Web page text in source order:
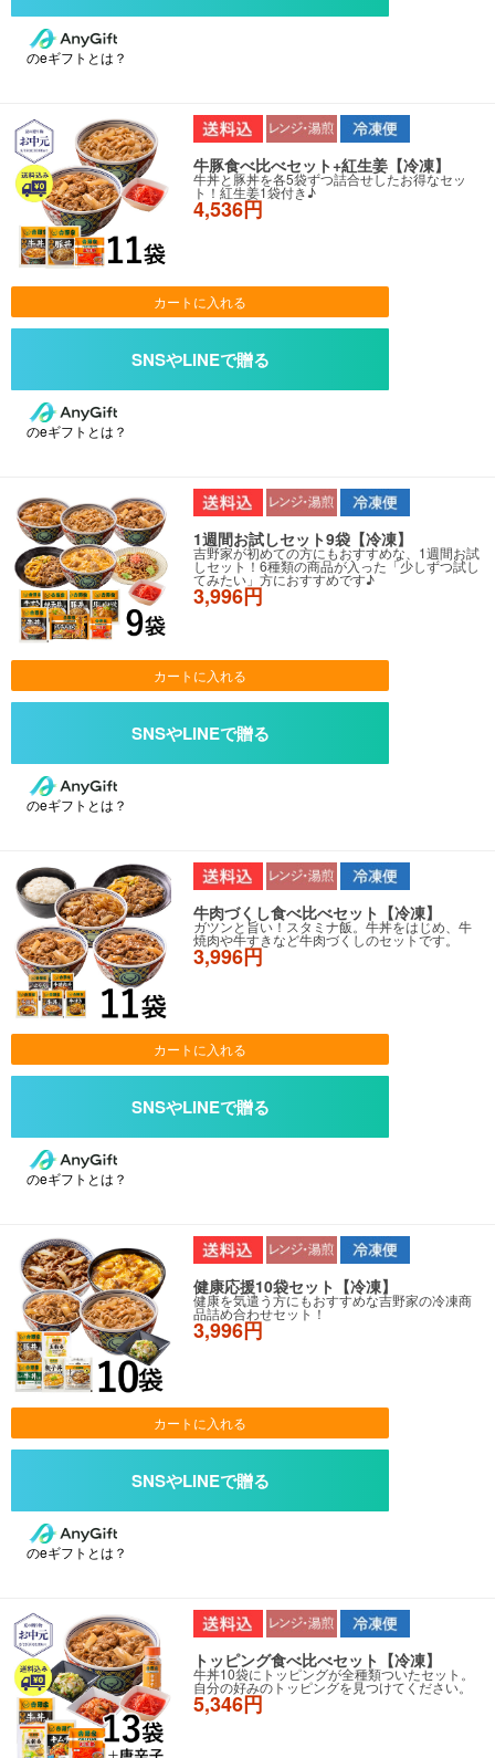
のeギフトとは？
牛豚食べ比べセット+紅生姜【冷凍】
牛丼と豚丼を各5袋ずつ詰合せしたお得なセッ
ト！紅生姜1袋付き♪
4,536円
カートに入れる
のeギフトとは？
1週間お試しセット9袋【冷凍】
吉野家が初めての方にもおすすめな、1週間お試
しセット！6種類の商品が入った「少しずつ試し
てみたい」方におすすめです♪
3,996円
カートに入れる
のeギフトとは？
牛肉づくし食べ比べセット【冷凍】
ガツンと旨い！スタミナ飯。牛丼をはじめ、牛
焼肉や牛すきなど牛肉づくしのセットです。
3,996円
カートに入れる
のeギフトとは？
健康応援10袋セット【冷凍】
健康を気遣う方にもおすすめな吉野家の冷凍商
品詰め合わせセット！
3,996円
カートに入れる
のeギフトとは？
トッピング食べ比べセット【冷凍】
牛丼10袋にトッピングが全種類ついたセット。
自分の好みのトッピングを見つけてください。
5,346円